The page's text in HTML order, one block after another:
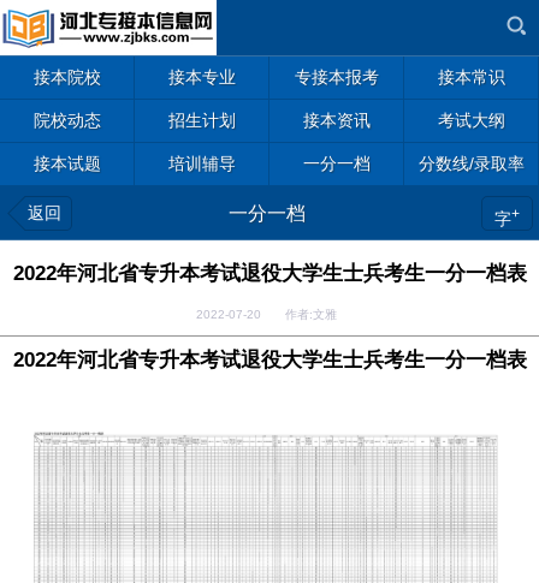
接本院校 接本专业 专接本报考 接本常识
院校动态 招生计划 接本资讯 考试大纲
接本试题 培训辅导 一分一档 分数线/录取率
返回 一分一档 字+
2022年河北省专升本考试退役大学生士兵考生一分一档表
2022-07-20 作者:文雅
2022年河北省专升本考试退役大学生士兵考生一分一档表